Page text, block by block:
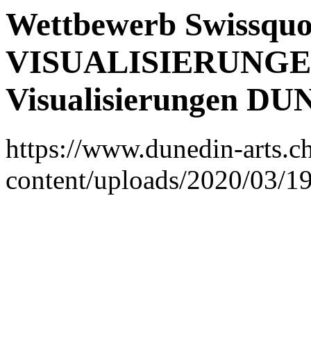
Wettbewerb
Visualisierungen
https://www.dunedin-
content/uploads/2020/03/